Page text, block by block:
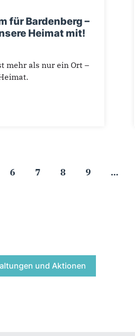
für Bardenberg –
Heimat mit!
mehr als nur ein Ort –
6 7 8 9 …
und Aktionen